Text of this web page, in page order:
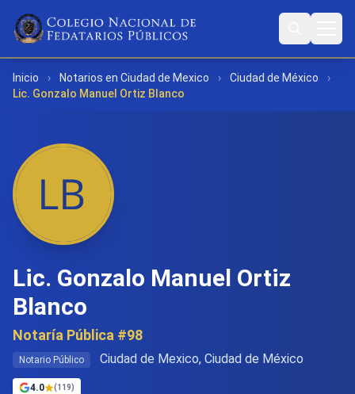
Inicio › Notarios en Ciudad de Mexico › Ciudad de México
›
Lic. Gonzalo Manuel Ortiz Blanco
Lic. Gonzalo Manuel Ortiz
Blanco
Notaría Pública #98
Notario Público Ciudad de Mexico, Ciudad de México
4.0 (119)